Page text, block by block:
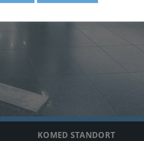
KOMED STANDORT